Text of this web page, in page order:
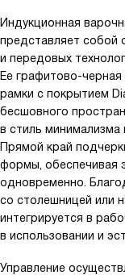
Индукционная
представляет собой
и передовых
Ее графитово-черная
рамки с покрытием
бесшовного
в стиль минимализма
Прямой край
формы, обеспечивая
одновременно.
со столешницей или
интегрируется в
в использовании и
Управление